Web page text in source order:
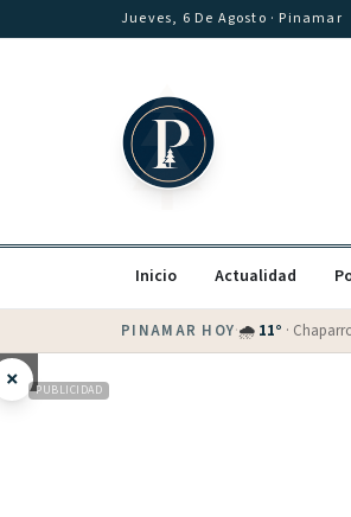
Saltar al contenidoJueves, 6 De Agosto · Pinamar
Inicio Actualidad
PINAMAR HOY·💵 Dólar blue$
× PUBLICIDAD